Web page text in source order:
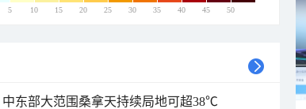
5 10 15 20 25 30 35 40 45 50
东部大范围桑拿天持续局地可超38℃